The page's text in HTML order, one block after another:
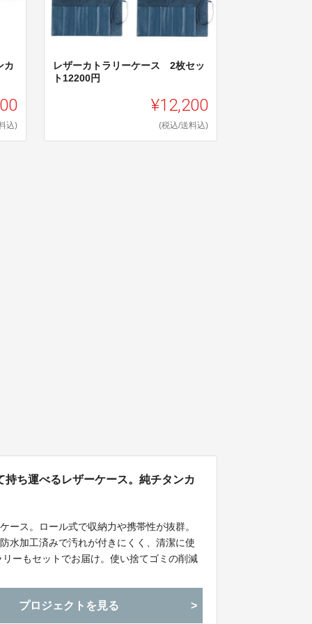
カ
込)
レザーカトラリーケース 2枚セッ
ト12200円
¥12,200
(税込/送料込)
ち運べるレザーケース。純チタンカ
ース。ロール式で収納力や携帯性が抜群。
水加工済みで汚れが付きにくく、清潔に使
ーもセットでお届け。使い捨てゴミの削減
プロジェクトを見る